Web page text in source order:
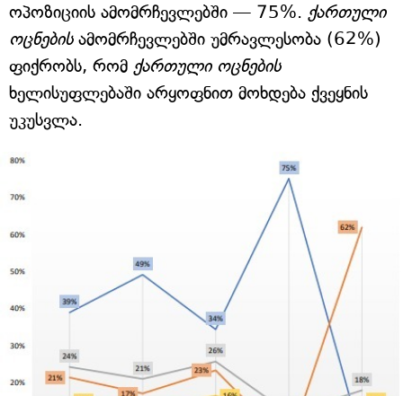
ოპოზიციის ამომრჩევლებში — 75%. ქართული
ოცნებისამომრჩევლებში უმრავლესობა (62%)
ფიქრობს, რომ ქართული ოცნების
ხელისუფლებაში არყოფნით მოხდება ქვეყნის
უკუსვლა.